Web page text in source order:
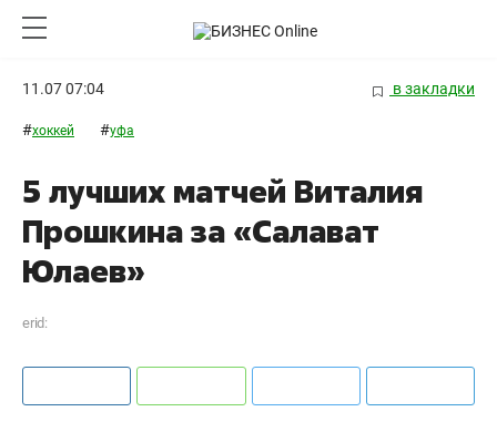
11.07 07:04 в закладки
#хоккей #уфа
5 лучших матчей Виталия
Прошкина за «Салават
Юлаев»
erid: